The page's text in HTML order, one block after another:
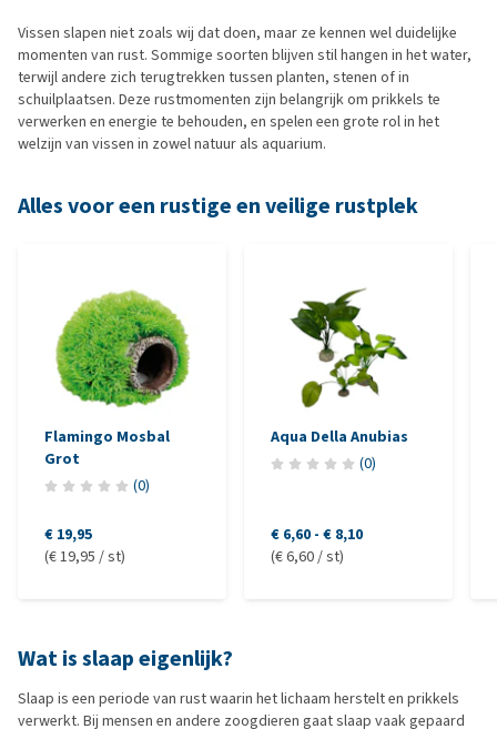
Vissen slapen niet zoals wij dat doen, maar ze kennen wel duidelijke
momenten van rust. Sommige soorten blijven stil hangen in het water,
terwijl andere zich terugtrekken tussen planten, stenen of in
schuilplaatsen. Deze rustmomenten zijn belangrijk om prikkels te
verwerken en energie te behouden, en spelen een grote rol in het
welzijn van vissen in zowel natuur als aquarium.
Alles voor een rustige en veilige rustplek
Flamingo Mosbal
Grot
(0)
€ 19,95
(€ 19,95 / st)
Aqua Della Anubias
(0)
€ 6,60 - € 8,10
(€ 6,60 / st)
Wat is slaap eigenlijk?
Slaap is een periode van rust waarin het lichaam herstelt en prikkels
verwerkt. Bij mensen en andere zoogdieren gaat slaap vaak gepaard